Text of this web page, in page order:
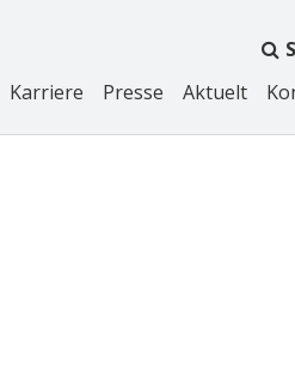
Karriere Presse Aktuelt